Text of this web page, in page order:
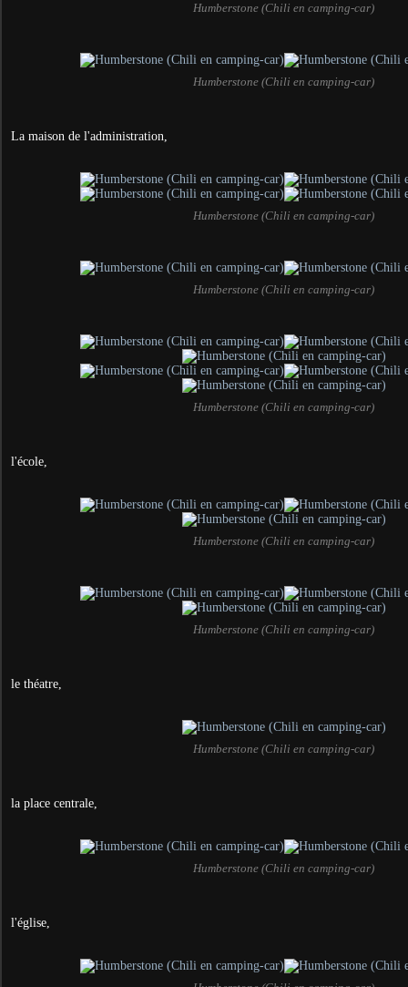
Humberstone (Chili en camping-car)
Humberstone (Chili en camping-car)
La maison de l'administration,
Humberstone (Chili en camping-car)
Humberstone (Chili en camping-car)
Humberstone (Chili en camping-car)
l'école,
Humberstone (Chili en camping-car)
Humberstone (Chili en camping-car)
le théatre,
Humberstone (Chili en camping-car)
la place centrale,
Humberstone (Chili en camping-car)
l'église,